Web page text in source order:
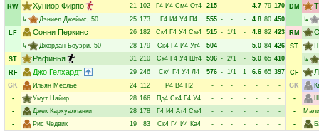
RW
Хуниор Фирпо 21 102 Г4 И4 См4 От4 215 - - - 4.7 79 170
↳
Дэниел Джеймс, 50 25 173 Г4 И4 У4 П4 555 - - - 4.8 80 450
LF
Сонни Перкинс 26 182 Ск4 Г4 У4 См4 515 - 1/1 - 4.8 82 423
↳
Джордан Боуэри, 50 28 179 Ск4 Г4 И4 Уг4 504 - - - 5.0 84 426
ST
Рафинья 31 210 Ск4 Г4 У4 Шт4 596 - 2/1 - 5.0 65 410
RF
Джо Гелхардт 29 246 Ск4 Г4 У4 Л4 576 - 1/1 1 6.6 65 397
GK
Ильян Меслье 24 112 Р4 В4 П2 - - - - - -
-
-
Умут Найир 28 166 Пд4 Ск4 Г4 У4 - - - - - -
-
-
Джек Кархуалланки 28 178 Г4 И4 Ат4 См4 - - - - - -
-
-
Рис Чедвик 19 83 Ск4 Г4 И4 Ка4 - - - - - - -
DM
↳
RM
ST
↳
CF
GK
-
-
-